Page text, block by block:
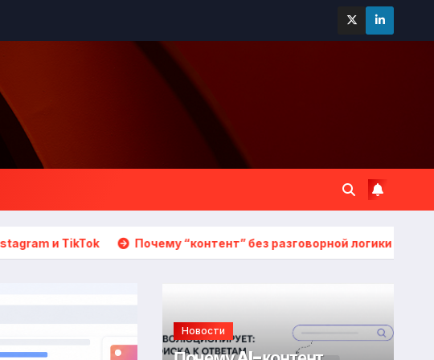
Почему “контент” без разговорной логики не удерживает
Новости